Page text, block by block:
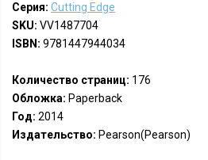
Серия: Cutting Edge
SKU: VV1487704
ISBN: 9781447944034
Количество страниц: 176
Обложка: Paperback
Год: 2014
Издательство: Pearson(Pearson)